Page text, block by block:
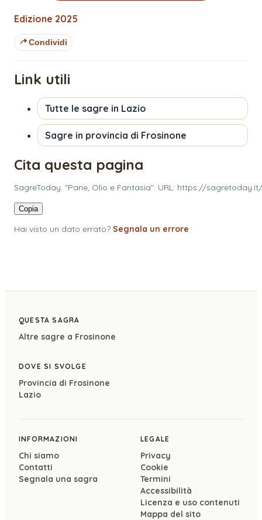
Edizione 2025
Condividi
Link utili
Tutte le sagre in Lazio
Sagre in provincia di Frosinone
Cita questa pagina
SagreToday. "Pane, Olio e Fantasia". URL: https://
Copia
Hai visto un dato errato? Segnala un errore
QUESTA SAGRA
Altre sagre a Frosinone
DOVE SI SVOLGE
Provincia di Frosinone
Lazio
INFORMAZIONI
Chi siamo
Contatti
Segnala una sagra
LEGALE
Privacy
Cookie
Termini
Accessibilità
Licenza e uso contenuti
Mappa del sito